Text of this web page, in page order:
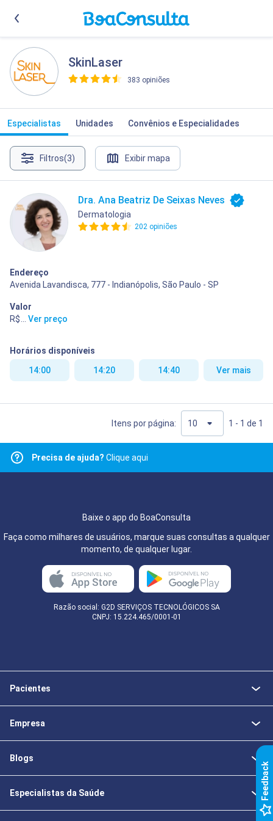
SkinLaser
383 opiniões
Especialistas Unidades Convênios e Especialidades
Filtros(3) Exibir mapa
Dra. Ana Beatriz De Seixas Neves
Dermatologia
202 opiniões
Endereço
Avenida Lavandisca, 777 - Indianópolis, São Paulo - SP
Valor
R$ 400,00
Ver preço
Horários disponíveis
14:00
14:20 14:40 Ver mais
Itens por página: 1 - 1 de 1
Precisa de ajuda? Clique aqui
Baixe o app do BoaConsulta
Faça como milhares de usuários, marque suas consultas a qualquer
momento, de qualquer lugar.
Razão social: G2D SERVIÇOS TECNOLÓGICOS SA
CNPJ: 15.224.465/0001-01
Pacientes
Empresa
Blogs
Especialistas da Saúde k